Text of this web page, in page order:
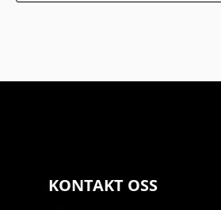
KONTAKT OSS